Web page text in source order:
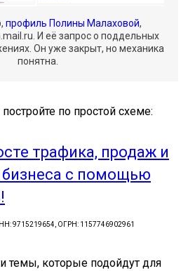
профиль Полины Малаховой,
И её запрос о поддельных
Он уже закрыт, но механика
понятна.
по простой схеме:
трафика, продаж и
с помощью
9715219654, ОГРН: 1157746902961
темы, которые подойдут для